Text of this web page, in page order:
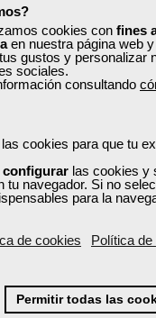
cookies con fines
en nuestra página web
gustos y personalizar
sociales.
consultando
las cookies para que tu
configurar las cookies y
tu navegador. Si no
para la
de cookies Política
Permitir todas las
subvencionados,
que mejor se
informática y
laborales y